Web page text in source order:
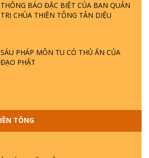
THÔNG BÁO ĐẶC BIỆT CỦA BAN QUẢN
TRỊ CHÙA THIỀN TÔNG TÂN DIỆU
SÁU PHÁP MÔN TU CÓ THỦ ẤN CỦA
ĐẠO PHẬT
TÔNG
ĐÁP THIỀN TÔNG ĐẶC BIỆT P21 - TẠI
ĐỨC PHẬT BƯỚC ĐI 7 BƯỚC TRÊN
ĐÁP VỀ LỄ TIỄN THIỀN TÔNG SƯ
LÂM VỀ PHẬT GIỚI
NGUYỄN NHÂN LÀ AI? PHIỀN NÃO